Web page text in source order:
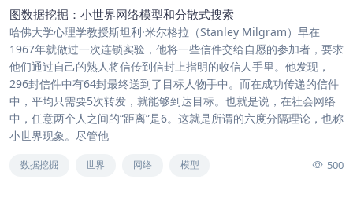
图数据挖掘：小世界网络模型和分散式搜索
哈佛大学心理学教授斯坦利·米尔格拉（Stanley Milgram）早在
1967年就做过一次连锁实验，他将一些信件交给自愿的参加者，要求
他们通过自己的熟人将信传到信封上指明的收信人手里。他发现，
296封信件中有64封最终送到了目标人物手中。而在成功传递的信件
中，平均只需要5次转发，就能够到达目标。也就是说，在社会网络
中，任意两个人之间的“距离”是6。这就是所谓的六度分隔理论，也称
小世界现象。尽管他
数据挖掘 世界 网络 模型 500